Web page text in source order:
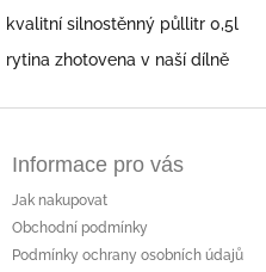
kvalitní silnostěnný půllitr 0,5l
rytina zhotovena v naší dílně
Informace pro vás
Jak nakupovat
Obchodní podmínky
Podmínky ochrany osobních údajů